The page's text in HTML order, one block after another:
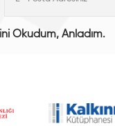
Okudum, Anladım.